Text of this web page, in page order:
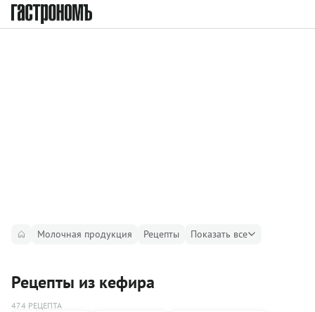
Молочная продукция Рецепты Показать все
Рецепты из кефира
474 РЕЦЕПТА